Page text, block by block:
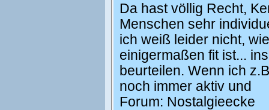
Da hast völlig Recht,
Menschen sehr
ich weiß leider nicht,
einigermaßen fit ist...
beurteilen. Wenn ich
noch immer aktiv und
Forum: Nostalgieecke